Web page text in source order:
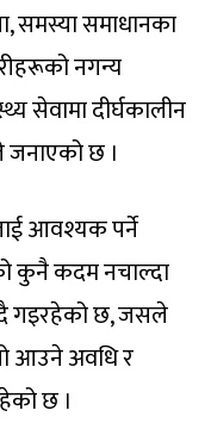
समस्या समाधानका
नगन्य
सेवामा दीर्घकालीन
छ ।
आवश्यक पर्ने
कुनै कदम नचाल्दा
गइरहेको छ, जसले
आउने अवधि र
छ ।